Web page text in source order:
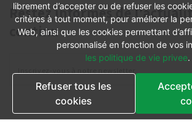
Restez informés de
continu
librement d’accepter ou de refuser les
critères à tout moment, pour améliorer la
Web, ainsi que les cookies permettant
personnalisé en fonction de vos
les politique de vie privee.
Refuser tous les
cookies